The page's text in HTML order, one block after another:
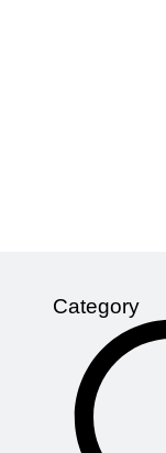
Category